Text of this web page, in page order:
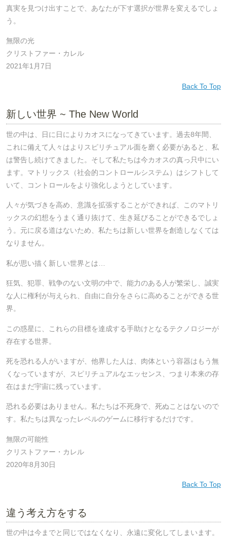
真実を見つけ出すことで、あなたが下す選択が世界を変えるでしょ
う。
無限の光
クリストファー・カレル
2021年1月7日
Back To Top
新しい世界 ~ The New World
世の中は、日に日によりカオスになってきています。過去8年間、
これに備えて人々はよりスピリチュアル面を磨く必要があると、私
は警告し続けてきました。そして私たちは今カオスの真っ只中にい
ます。マトリックス（社会的コントロールシステム）はシフトして
いて、コントロールをより強化しようとしています。
人々が気づきを高め、意識を拡張することができれば、このマトリ
ックスの幻想をうまく通り抜けて、生き延びることができるでしょ
う。元に戻る道はないため、私たちは新しい世界を創造しなくては
なりません。
私が思い描く新しい世界とは…
狂気、犯罪、戦争のない文明の中で、能力のある人が繁栄し、誠実
な人に権利が与えられ、自由に自分をさらに高めることができる世
界。
この惑星に、これらの目標を達成する手助けとなるテクノロジーが
存在する世界。
死を恐れる人がいますが、他界した人は、肉体という容器はもう無
くなっていますが、スピリチュアルなエッセンス、つまり本来の存
在はまだ宇宙に残っています。
恐れる必要はありません。私たちは不死身で、死ぬことはないので
す。私たちは異なったレベルのゲームに移行するだけです。
無限の可能性
クリストファー・カレル
2020年8月30日
Back To Top
違う考え方をする
世の中は今までと同じではなくなり、永遠に変化してしまいます。